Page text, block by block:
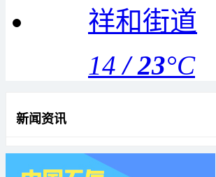
祥和街道
14 /23°C
新闻资讯